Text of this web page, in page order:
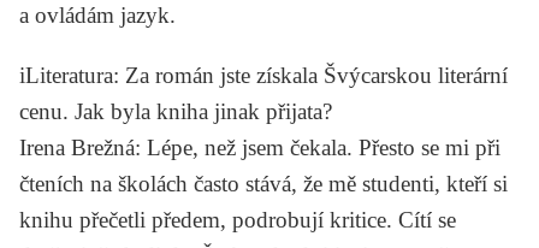
a ovládám jazyk.
iLiteratura: Za román jste získala Švýcarskou literární
cenu. Jak byla kniha jinak přijata?
Irena Brežná: Lépe, než jsem čekala. Přesto se mi při
čteních na školách často stává, že mě studenti, kteří si
knihu přečetli předem, podrobují kritice. Cítí se